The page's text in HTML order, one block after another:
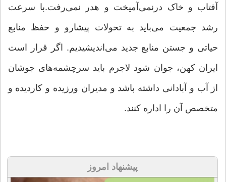
آفتاب و خاک درنمی‌آمیخت و هدر نمی‌رفت.با سرعت
رشد جمعیت می‌باید به تحولات پیشارو و حفظ منابع
حیاتی و جستن منابع جدید می‌اندیشیدیم. اگر قرار است
ایران کهن، جوان شود لاجرم باید سرچشمه‌های جوشان
از آب و آبادانی داشته باشد و مدیران ورزیده و کاردیده و
متخصص آن را اداره کنند.
پیشنهاد امروز